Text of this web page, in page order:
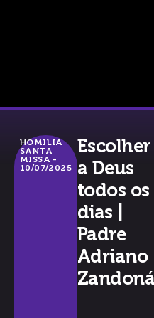
HOMILIA
SANTA
MISSA -
10/07/2025
Escolher
a Deus
todos os
dias |
Padre
Adriano
Zandoná